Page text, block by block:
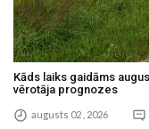
Kāds laiks gaidāms
vērotāja prognozes
augusts 02 , 2026